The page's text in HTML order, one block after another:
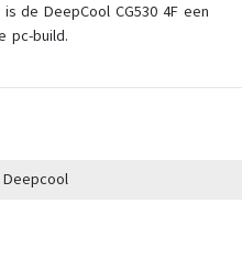
de DeepCool CG530 4F een
pc-build.
Deepcool